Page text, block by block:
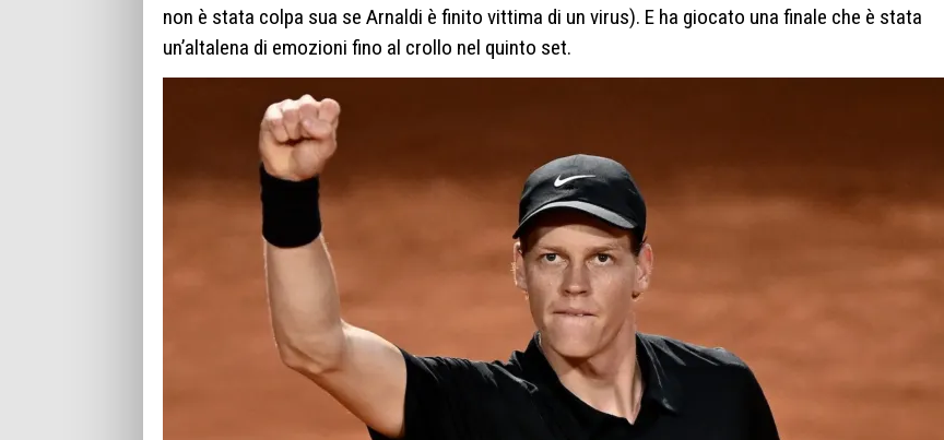
non è stata colpa sua se Arnaldi è finito vittima di un virus). E ha giocato una finale che è stata
un’altalena di emozioni fino al crollo nel quinto set.